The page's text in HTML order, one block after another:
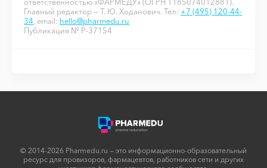
Главный редактор — Т. Ю. Ходанович. Тел: +7 (495) 120-44-
34 , email: hello@pharmedu.ru
Публикация № P-37154
© 2014-2026 Pharmedu.ru — это информационно-образовательный
ресурс для провизоров, фармацевтов, работников сети и других